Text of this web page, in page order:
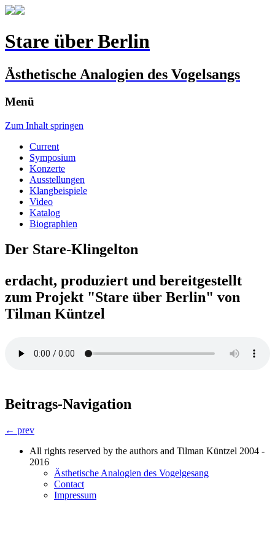
Stare über Berlin
Ästhetische Analogien des Vogelsangs
Menü
Zum Inhalt springen
Current
Symposium
Konzerte
Ausstellungen
Klangbeispiele
Video
Katalog
Biographien
Der Stare-Klingelton
erdacht, produziert und bereitgestellt
zum Projekt "Stare über Berlin" von
Tilman Küntzel
Beitrags-Navigation
← prev
All rights reserved by the authors and Tilman Küntzel 2004 -
2016
Ästhetische Analogien des Vogelgesang
Contact
Impressum